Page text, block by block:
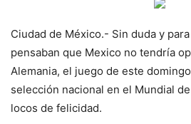
Ciudad de México.- Sin duda y
pensaban que Mexico no tendría
Alemania, el juego de este
selección nacional en el Mundial
locos de felicidad.